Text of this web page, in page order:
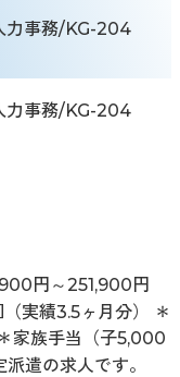
力事務/KG-204
力事務/KG-204
円～251,900円
実績3.5ヶ月分） ＊
家族手当（子5,000
派遣の求人です。